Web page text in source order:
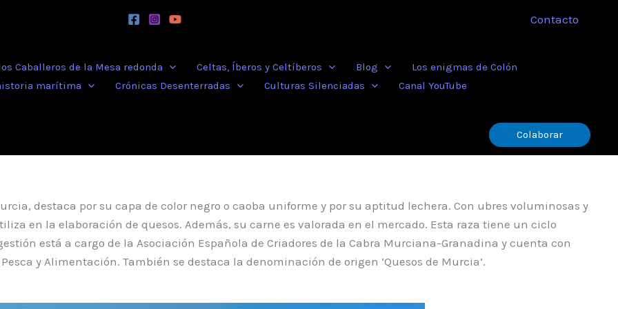
Contacto
Caballeros de la Mesa redonda Celtas, Íberos y Celtíberos Blog
Los enigmas de Colón
marítima
Crónicas Desenterradas Culturas Silenciadas Canal YouTube
Colaborar
destaca por su capa de color negro o caoba uniforme y por su aptitud lechera. Con ubres voluminosas y
en la elaboración de quesos. Además, su carne es valorada en el mercado. Esta raza tiene un ciclo
está a cargo de la Asociación Española de Criadores de la Cabra Murciana-Granadina y cuenta con
y Alimentación. También se destaca la denominación de origen ‘Quesos de Murcia’.